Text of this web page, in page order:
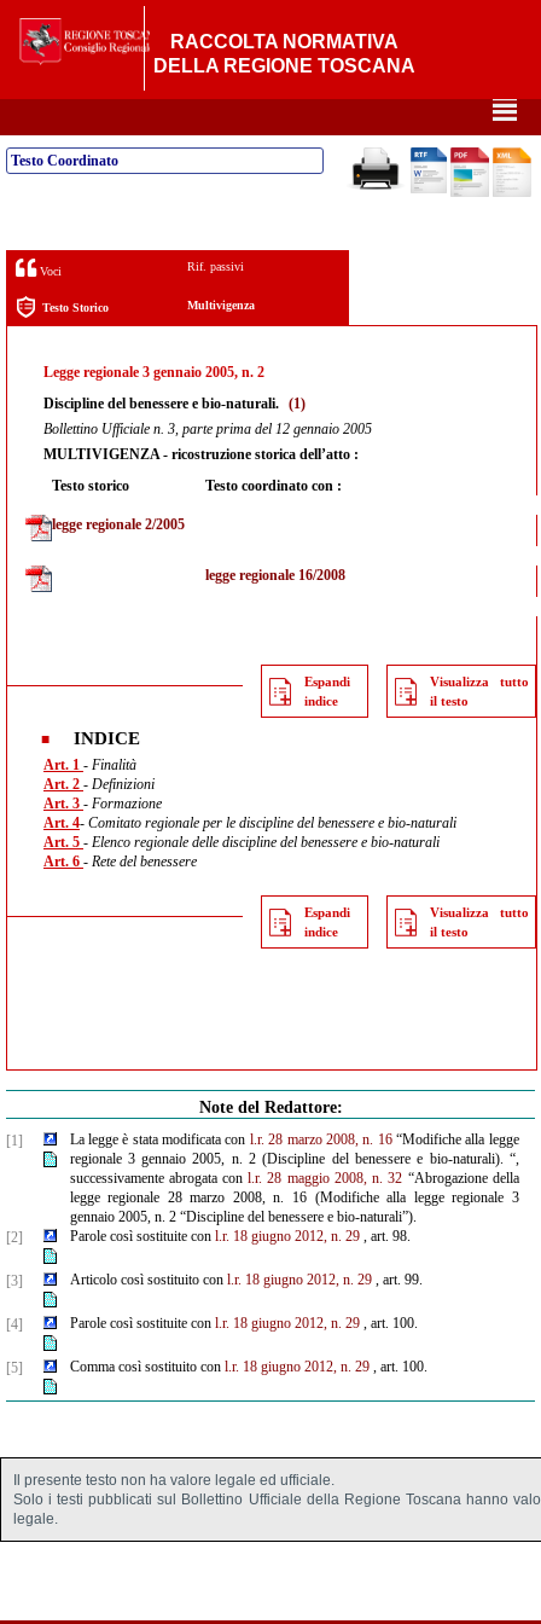
RACCOLTA NORMATIVA
DELLA REGIONE TOSCANA
²
Testo Coordinato
Voci Rif. passivi
Testo Storico Multivigenza
Legge regionale 3 gennaio 2005, n. 2
Discipline del benessere e bio-naturali. (1)
Bollettino Ufficiale n. 3, parte prima del 12 gennaio 2005
MULTIVIGENZA - ricostruzione storica dell’atto :
Testo storico
Testo coordinato con :
legge regionale 2/2005
legge regionale 16/2008
Espandi
indice
Visualizza tutto
il testo
INDICE
Art. 1 - Finalità
Art. 2 - Definizioni
Art. 3 - Formazione
Art. 4- Comitato regionale per le discipline del benessere e bio-naturali
Art. 5 - Elenco regionale delle discipline del benessere e bio-naturali
Art. 6 - Rete del benessere
Espandi
indice
Visualizza tutto
il testo
Note del Redattore:
[1] La legge è stata modificata con l.r. 28 marzo 2008, n. 16“Modifiche alla legge
regionale 3 gennaio 2005, n. 2 (Discipline del benessere e bio-naturali). “,
successivamente abrogata conl.r. 28 maggio 2008, n. 32 “Abrogazione della
legge regionale 28 marzo 2008, n. 16 (Modifiche alla legge regionale 3
gennaio 2005, n. 2 “Discipline del benessere e bio-naturali”).
[2]
Parole così sostituite con l.r. 18 giugno 2012, n. 29, art. 98.
[3] Articolo così sostituito con l.r. 18 giugno 2012, n. 29, art. 99.
[4] Parole così sostituite con l.r. 18 giugno 2012, n. 29, art. 100.
[5] Comma così sostituito con l.r. 18 giugno 2012, n. 29, art. 100.
Il presente testo non ha valore legale ed ufficiale.
Solo i testi pubblicati sul Bollettino Ufficiale della Regione Toscana hanno
legale.